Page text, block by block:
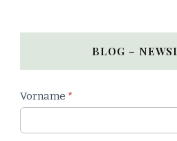
BLOG –
Newsletter
Vorname *